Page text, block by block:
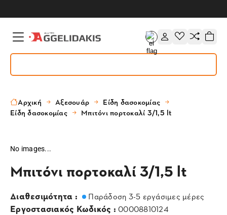
Αρχική Αξεσουάρ
Είδη δασοκομίας
Είδη δασοκομίας
Μπιτόνι πορτοκαλί 3/1,5 lt
No images...
Μπιτόνι πορτοκαλί 3/1,5 lt
Διαθεσιμότητα : Παράδοση 3-5 εργάσιμες μέρες
Εργοστασιακός Κωδικός : 00008810124